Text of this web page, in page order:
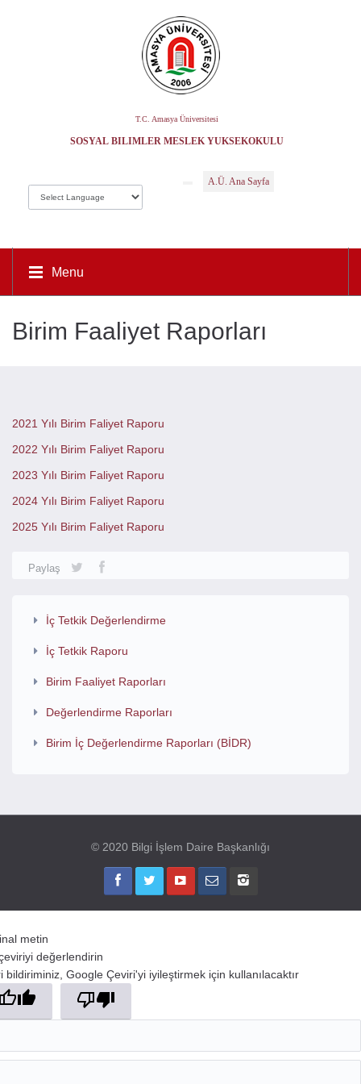
T.C. Amasya Üniversitesi
SOSYAL BILIMLER MESLEK YÜKSEKOKULU
A.Ü. Ana Sayfa
Menu
Birim Faaliyet Raporları
2021 Yılı Birim Faliyet Raporu
2022 Yılı Birim Faliyet Raporu
2023 Yılı Birim Faliyet Raporu
2024 Yılı Birim Faliyet Raporu
2025 Yılı Birim Faliyet Raporu
Paylaş
İç Tetkik Değerlendirme
İç Tetkik Raporu
Birim Faaliyet Raporları
Değerlendirme Raporları
Birim İç Değerlendirme Raporları (BİDR)
© 2020 Bilgi İşlem Daire Başkanlığı
metin
değerlendirin
bildiriminiz, Google Çeviri'yi iyileştirmek için kullanılacaktır